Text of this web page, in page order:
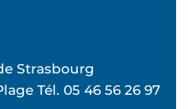
Strasbourg
Tél. 05 46 56 26 97